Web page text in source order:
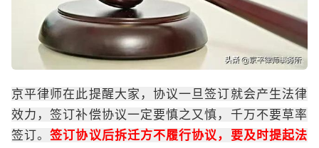
京平律师在此提醒大家，协议一旦签订就会产生法律
效力，签订补偿协议一定要慎之又慎，千万不要草率
签订。签订协议后拆迁方不履行协议，要及时提起法